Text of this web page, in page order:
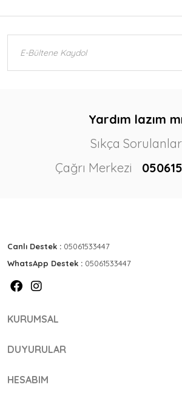
Yardım lazım
Sıkça Sorulanlar
Çağrı Merkezi
Canlı Destek : 05061533447
WhatsApp Destek : 05061533447
KURUMSAL
DUYURULAR
HESABIM